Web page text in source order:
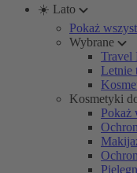
☀️ Lato
Pokaż
Wybrane
Travel
Letnie
Kosmetyki
Pokaż